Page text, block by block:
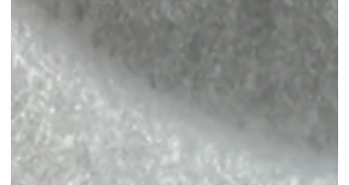
מאפינס גזר כוסמין מושלמים